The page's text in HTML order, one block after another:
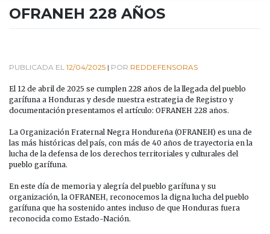
OFRANEH 228 AÑOS
PUBLICADA EL 12/04/2025 | POR REDDEFENSORAS
El 12 de abril de 2025 se cumplen 228 años de la llegada del pueblo
garífuna a Honduras y desde nuestra estrategia de Registro y
documentación presentamos el artículo: OFRANEH 228 años.
La Organización Fraternal Negra Hondureña (OFRANEH) es una de
las más históricas del país, con más de 40 años de trayectoria en la
lucha de la defensa de los derechos territoriales y culturales del
pueblo garífuna.
En este día de memoria y alegría del pueblo garífuna y su
organización, la OFRANEH, reconocemos la digna lucha del pueblo
garífuna que ha sostenido antes incluso de que Honduras fuera
reconocida como Estado-Nación.